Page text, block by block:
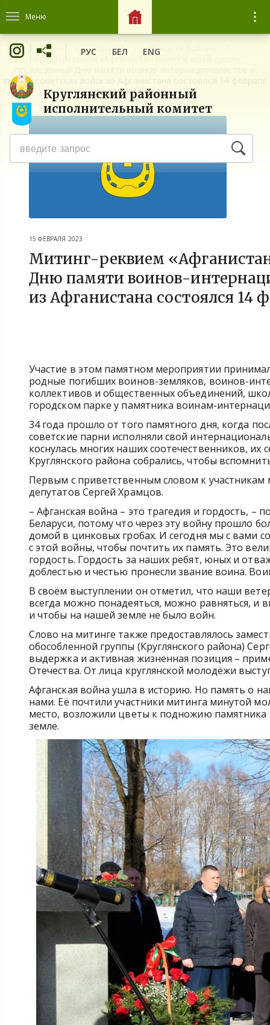
Меню
Круглянский районный
исполнительный комитет
РУС БЕЛ ENG
Главная Новости
Новости района
Митинг-реквием «Афганистан болит в моей душе»,
выводу советских войск из Афганистана состоялся 14 февраля
на Круглянщине
15 ФЕВРАЛЯ 2023
Митинг-реквием
Дню памяти воинов-
из Афганистана состоялся 14
Участие в этом памятном мероприятии
родные погибших воинов-земляков, воинов-
коллективов и общественных объединений,
городском парке у памятника воинам-
34 года прошло от того памятного дня, когда
советские парни исполняли свой
коснулась многих наших соотечественников,
Круглянского района собрались, чтобы
Первым с приветственным словом к участникам
депутатов Сергей Храмцов.
– Афганская война – это трагедия и гордость, –
Беларуси, потому что через эту войну прошло
домой в цинковых гробах. И сегодня мы с вами
с этой войны, чтобы почтить их память. Это
гордость. Гордость за наших ребят, юных и
доблестью и честью пронесли звание воина.
В своём выступлении он отметил, что наши
всегда можно понадеяться, можно равняться, и
и чтобы на нашей земле не было войн.
Слово на митинге также предоставлялось
обособленной группы (Круглянского района)
выдержка и активная жизненная позиция –
Отечества. От лица круглянской молодёжи
Афганская война ушла в историю. Но память о
нами. Её почтили участники митинга минутой
место, возложили цветы к подножию
земле.